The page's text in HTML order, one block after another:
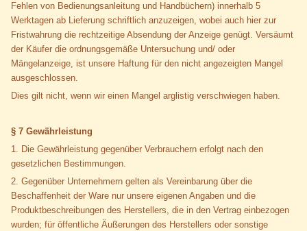
Fehlen von Bedienungsanleitung und Handbüchern) innerhalb 5
Werktagen ab Lieferung schriftlich anzuzeigen, wobei auch hier zur
Fristwahrung die rechtzeitige Absendung der Anzeige genügt. Versäumt
der Käufer die ordnungsgemäße Untersuchung und/ oder
Mängelanzeige, ist unsere Haftung für den nicht angezeigten Mangel
ausgeschlossen.
Dies gilt nicht, wenn wir einen Mangel arglistig verschwiegen haben.
§ 7 Gewährleistung
1. Die Gewährleistung gegenüber Verbrauchern erfolgt nach den
gesetzlichen Bestimmungen.
2. Gegenüber Unternehmern gelten als Vereinbarung über die
Beschaffenheit der Ware nur unsere eigenen Angaben und die
Produktbeschreibungen des Herstellers, die in den Vertrag einbezogen
wurden; für öffentliche Äußerungen des Herstellers oder sonstige